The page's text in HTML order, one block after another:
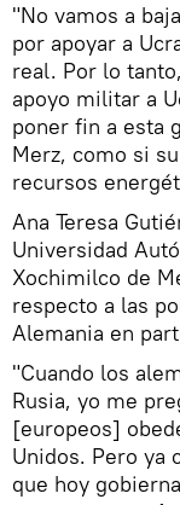
"No vamos a
por apoyar a
real. Por lo
apoyo militar a
poner fin a esta
Merz, como si
recursos
Ana Teresa
Universidad
Xochimilco de
respecto a las
Alemania en
"Cuando los
Rusia, yo me
[europeos]
Unidos. Pero ya
que hoy